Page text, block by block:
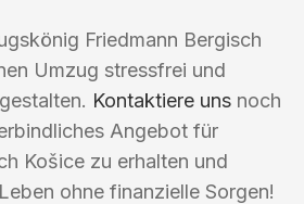
Friedmann Bergisch
Umzug stressfrei und
Kontaktiere uns noch
Angebot für
Košice zu erhalten und
ohne finanzielle Sorgen!